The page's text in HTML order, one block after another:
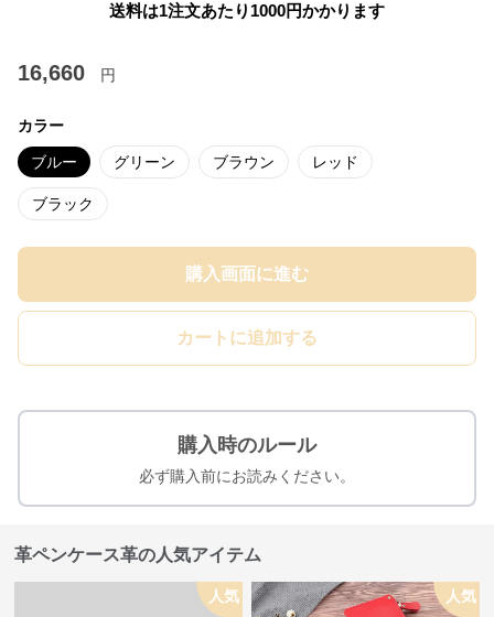
送料は1注文あたり 1000円かかります
16,660 円
カラー
ブルー グリーン ブラウン レッド
ブラック
購入画面に進む
カートに追加する
購入時のルール
必ず購入前にお読みください。
革ペンケース革の人気アイテム
人気 人気